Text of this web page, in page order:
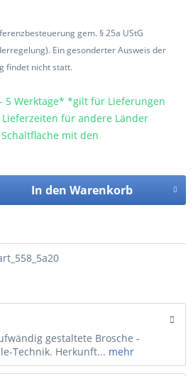
gem. § 25a UStG
Ein gesonderter Ausweis der
findet nicht statt.
5 Werktage* *gilt für Lieferungen
für andere Länder
mit den
In den Warenkorb
gestaltete Brosche -
Technik. Herkunft... mehr